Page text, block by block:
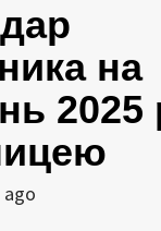
на
2025
ago